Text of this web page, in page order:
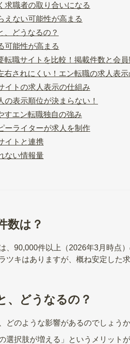
求職者の取り合いになる
えない可能性が高まる
、どうなるの？
可能性が高まる
転職サイトを比較！掲載件数と会
右されにくい！エン転職の求人表
イトの求人表示の仕組み
の表示順位が決まらない！
すエン転職独自の強み
ーライターが求人を制作
イトと連携
ない情報量
数は？
、90,000件以上（2026年3月時点
ツキはありますが、概ね安定した
、どうなるの？
どのような影響があるのでしょうか
選択肢が増える」というメリット